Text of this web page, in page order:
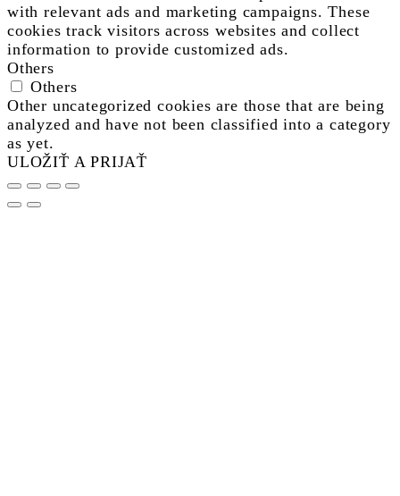
with relevant ads and marketing campaigns. These
cookies track visitors across websites and collect
information to provide customized ads.
Others
Others
Other uncategorized cookies are those that are being
analyzed and have not been classified into a category
as yet.
ULOŽIŤ A PRIJAŤ